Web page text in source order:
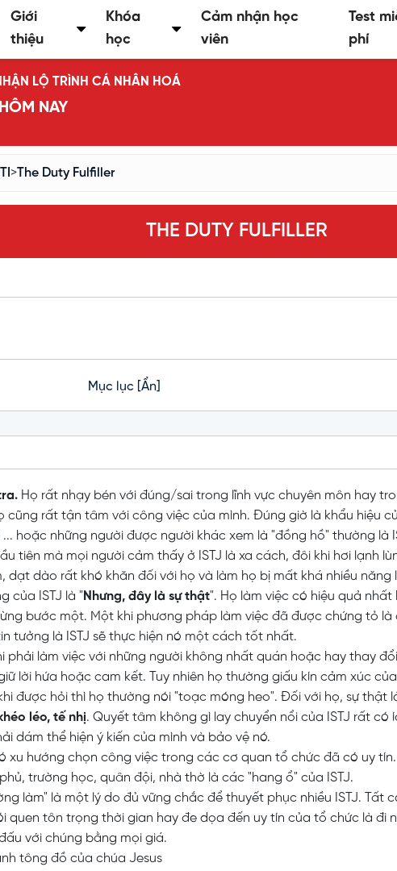
Giới
thiệu
Khóa
học
Cảm nhận học
viên
Test
phí
LỘ TRÌNH CÁ NHÂN HOÁ
NAY
>The Duty Fulfiller
THE DUTY FULFILLER
Mục lục [Ẩn]
Họ rất nhạy bén với đúng/sai trong lĩnh vực chuyên môn hay
cũng rất tận tâm với công việc của mình. Đúng giờ là khẩu hiệu
... hoặc những người được người khác xem là "đồng hồ" thường là
tiên mà mọi người cảm thấy ở ISTJ là xa cách, đôi khi hơi lạnh
dạt dào rất khó khăn đối với họ và làm họ bị mất khá nhiều năng
của ISTJ là " Nhưng, đây là sự thật". Họ làm việc có hiệu quả nhất
bước một. Một khi phương pháp làm việc đã được chứng tỏ là
tưởng là ISTJ sẽ thực hiện nó một cách tốt nhất.
phải làm việc với những người không nhất quán hoặc hay thay
lời hứa hoặc cam kết. Tuy nhiên họ thường giấu kín cảm xúc
được hỏi thì họ thường nói "toạc móng heo". Đối với họ, sự thật
khéo léo, tế nhị. Quyết tâm không gì lay chuyển nổi của ISTJ rất có
dám thể hiện ý kiến của mình và bảo vệ nó.
xu hướng chọn công việc trong các cơ quan tổ chức đã có uy
trường học, quân đội, nhà thờ là các "hang ổ" của ISTJ.
làm" là một lý do đủ vững chắc để thuyết phục nhiều ISTJ. Tất
quen tôn trọng thời gian hay đe dọa đến uy tín của tổ chức là đi
với chúng bằng mọi giá.
tông đồ của chúa Jesus